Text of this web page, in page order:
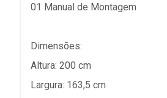
01 Manual de Montagem
Dimensões:
Altura: 200 cm
Largura: 163,5 cm